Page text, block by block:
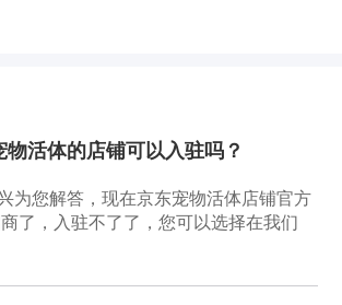
物活体的店铺可以入驻吗？
为您解答，现在京东宠物活体店铺官方
了，入驻不了了，您可以选择在我们